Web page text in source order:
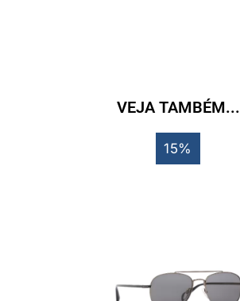
VEJA TAMBÉM...
15%